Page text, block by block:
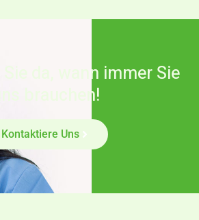
da, wann immer Sie
uns brauchen!
Kontaktiere Uns